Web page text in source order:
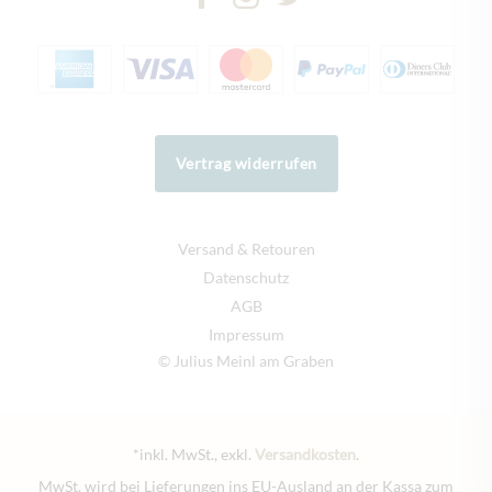
Vertrag widerrufen
Versand & Retouren
Datenschutz
AGB
Impressum
© Julius Meinl am Graben
*inkl. MwSt., exkl. Versandkosten.
MwSt. wird bei Lieferungen ins EU-Ausland an der Kassa zum